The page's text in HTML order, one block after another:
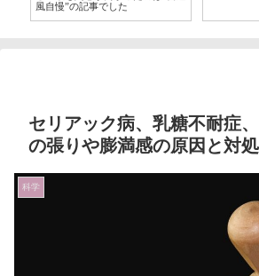
風自慢”の記事でした
セリアック病、乳糖不耐症
の張りや膨満感の原因と対
科学